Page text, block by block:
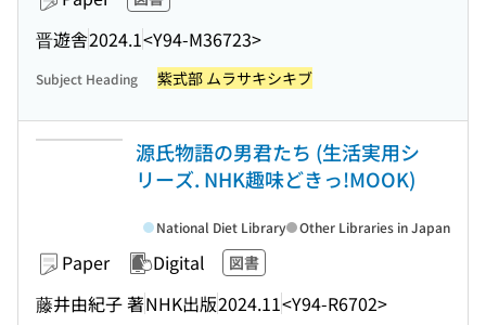
晋遊舎2024.1<Y94-M36723>
Subject Heading 紫式部 ムラサキシキブ
源氏物語の男君たち (生活実用シ
リーズ. NHK趣味どきっ!MOOK)
Paper Digital 図書
藤井由紀子 著NHK出版2024.11<Y94-R6702>
National Diet Library Other Libraries in Japan